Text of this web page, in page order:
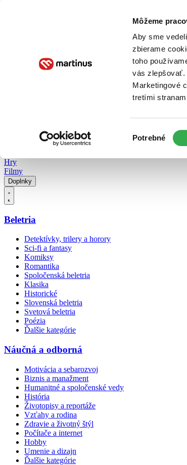
Môžeme
Aby sme
zbierame
toho
vás zlepšovať.
Marketingové
tretími
súhlasu
Potrebné
Poukážky
Hry
Filmy
Doplnky
Beletria
Detektívky, trilery a horory
Sci-fi a fantasy
Komiksy
Romantika
Spoločenská beletria
Klasika
Historické
Slovenská beletria
Svetová beletria
Poézia
Ďalšie kategórie
Náučná a odborná
Motivácia a sebarozvoj
Biznis a manažment
Humanitné a spoločenské vedy
História
Životopisy a reportáže
Vzťahy a rodina
Zdravie a životný štýl
Počítače a internet
Hobby
Umenie a dizajn
Ďalšie kategórie